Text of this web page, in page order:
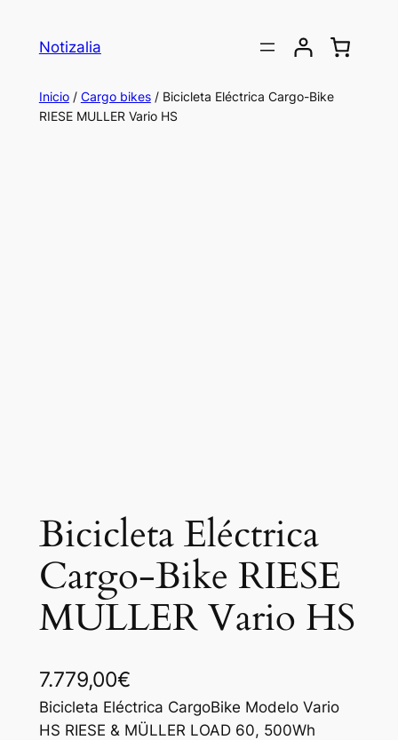
Notizalia
Inicio/ Cargo bikes/ Bicicleta Eléctrica Cargo-Bike
RIESE MULLER Vario HS
Bicicleta Eléctrica
Cargo-Bike RIESE
MULLER Vario HS
7.779,00€
Bicicleta Eléctrica CargoBike Modelo Vario
HS RIESE & MÜLLER LOAD 60, 500Wh